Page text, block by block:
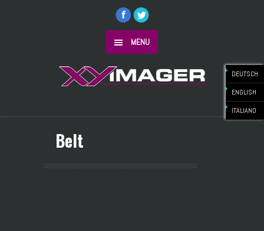
MENU
Belt
DEUTSCH
ENGLISH
ITALIANO